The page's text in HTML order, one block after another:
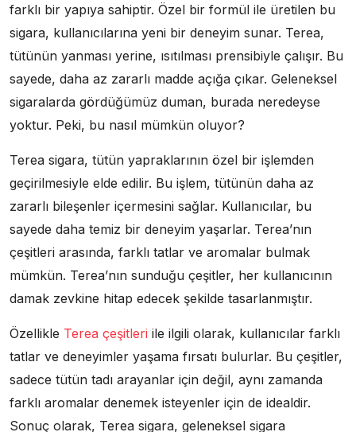
farklı bir yapıya sahiptir. Özel bir formül ile üretilen bu
sigara, kullanıcılarına yeni bir deneyim sunar. Terea,
tütünün yanması yerine, ısıtılması prensibiyle çalışır. Bu
sayede, daha az zararlı madde açığa çıkar. Geleneksel
sigaralarda gördüğümüz duman, burada neredeyse
yoktur. Peki, bu nasıl mümkün oluyor?
Terea sigara, tütün yapraklarının özel bir işlemden
geçirilmesiyle elde edilir. Bu işlem, tütünün daha az
zararlı bileşenler içermesini sağlar. Kullanıcılar, bu
sayede daha temiz bir deneyim yaşarlar. Terea’nın
çeşitleri arasında, farklı tatlar ve aromalar bulmak
mümkün. Terea’nın sunduğu çeşitler, her kullanıcının
damak zevkine hitap edecek şekilde tasarlanmıştır.
Özellikle Terea çeşitleri ile ilgili olarak, kullanıcılar farklı
tatlar ve deneyimler yaşama fırsatı bulurlar. Bu çeşitler,
sadece tütün tadı arayanlar için değil, aynı zamanda
farklı aromalar denemek isteyenler için de idealdir.
Sonuç olarak, Terea sigara, geleneksel sigara